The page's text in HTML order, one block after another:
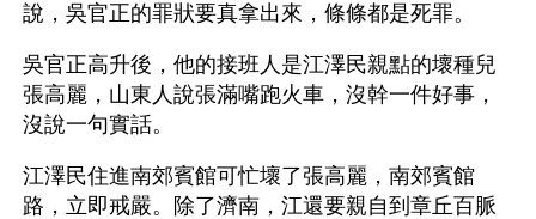
說，吳官正的罪狀要真拿出來，條條都是死罪。
吳官正高升後，他的接班人是江澤民親點的壞種兒
張高麗，山東人說張滿嘴跑火車，沒幹一件好事，
沒說一句實話。
江澤民住進南郊賓館可忙壞了張高麗，南郊賓館
路，立即戒嚴。除了濟南，江還要親自到章丘百脈